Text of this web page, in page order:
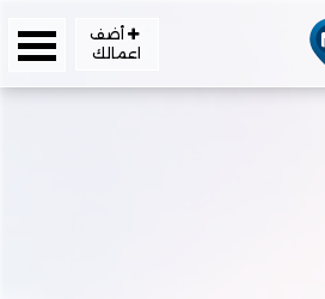
أضف
اعمالك